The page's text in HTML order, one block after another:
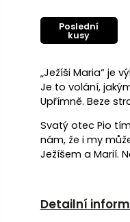
„Ježíši Maria“ je
Je to volání,
Upřímně. Beze
Svatý otec Pio
nám, že i my
Ježíšem a Marií.
Detailní
Poslední
kusy